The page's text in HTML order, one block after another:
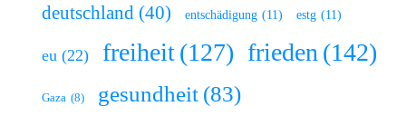
deutschland (40) entschädigung (11) estg (11)
eu (22) freiheit(127) frieden (142)
Gaza (8) gesundheit (83)